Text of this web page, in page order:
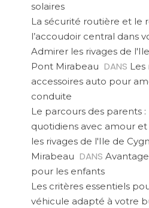
solaires
La sécurité routière et le
l’accoudoir central dans
Admirer les rivages de
Pont Mirabeau DANS
accessoires auto pour
conduite
Le parcours des parents
quotidiens avec amour
les rivages de l'Ile de
Mirabeau DANS
pour les enfants
Les critères essentiels
véhicule adapté à votre